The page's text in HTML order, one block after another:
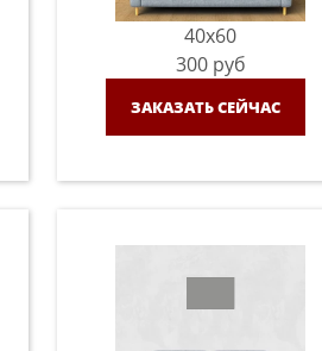
40x60
300 руб
ЗАКАЗАТЬ СЕЙЧАС